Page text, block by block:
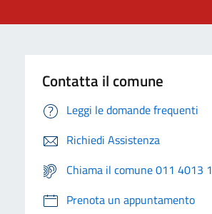
Contatta il comune
Leggi le domande frequenti
Richiedi Assistenza
Chiama il comune 011 4013 1
Prenota un appuntamento